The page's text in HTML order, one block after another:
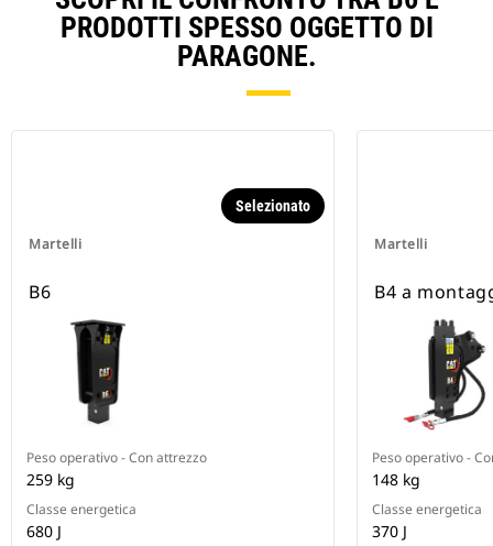
PRODOTTI SPESSO OGGETTO DI
PARAGONE.
Martelli
Selezionato
B6
Peso operativo - Con attrezzo
259 kg
Classe energetica
680 J
Martelli
B4 a
Peso operativo -
148 kg
Classe energetica
370 J